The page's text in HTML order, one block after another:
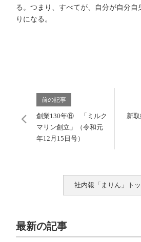
る。つまり、すべてが、自分が自分自
りになる。
前の記事
創業130年⑥ 「ミルク
マリン創立」（令和元
年12月15日号）
新
社内報「まりん」ト
最新の記事